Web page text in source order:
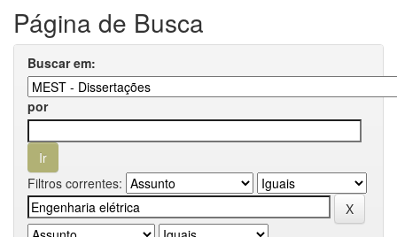
Página de Busca
Buscar em:
por
Filtros correntes: